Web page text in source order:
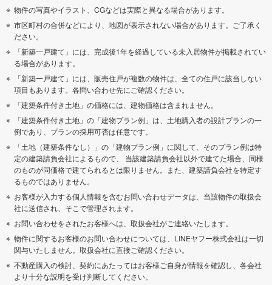
物件の写真やイラスト、CGなどは実際と異なる場合があります。
市区町村の合併などにより、地図が表示されない場合があります。ご了承く
ださい。
「新築一戸建て」には、完成後1年を経過している未入居物件が掲載されてい
る場合があります。
「新築一戸建て」には、販売住戸が複数の物件は、全ての住戸に該当しない
項目もあります。各問い合わせ先にご確認ください。
「建築条件付き土地」の価格には、建物価格は含まれません。
「建築条件付き土地」の「建物プラン例」は、土地購入者の設計プランの一
例であり、プランの採用可否は任意です。
「土地（建築条件なし）」の「建物プラン例」に関して、そのプラン例は特
定の建築請負会社によるもので、 当該建築請負会社以外で建てた場合、同様
のものが同価格で建てられるとは限りません。また、建築請負会社を特定す
るものではありません。
お客様が入力する個人情報を含むお問い合わせデータは、当該物件の取扱会
社に送信され、そこで管理されます。
お問い合わせをされたお客様へは、取扱会社がご連絡いたします。
物件に関するお客様のお問い合わせについては、LINEヤフー株式会社は一切
関与いたしません。取扱会社に直接ご確認ください。
不動産購入の検討、契約にあたってはお客様ご自身が情報を確認し、各会社
より十分な説明を受け判断してください。